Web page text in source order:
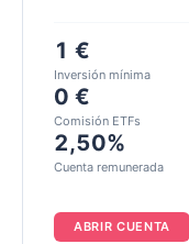
1 €
Inversión mínima
0 €
Comisión ETFs
2,50%
Cuenta remunerada
ABRIR CUENTA